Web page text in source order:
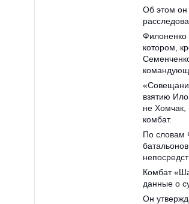
Об этом он
Филоненко
котором,
взятию
не
комбат.
По словам
Комбат
данные о
Он